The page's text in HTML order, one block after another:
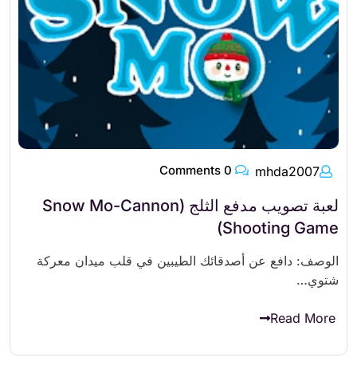
mhda2007
لعبة تصويب مدفع الثلج (Snow Mo-Cannon
Shooting Game)
الوصف: دافع عن أصدقائك الطيبين في قلب ميدان معركة
شتوي…
Read More